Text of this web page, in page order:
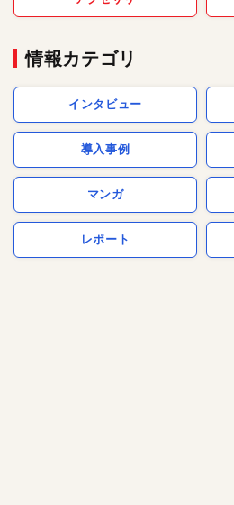
情報カテゴリ
インタビュー
導入事例
マンガ
レポート